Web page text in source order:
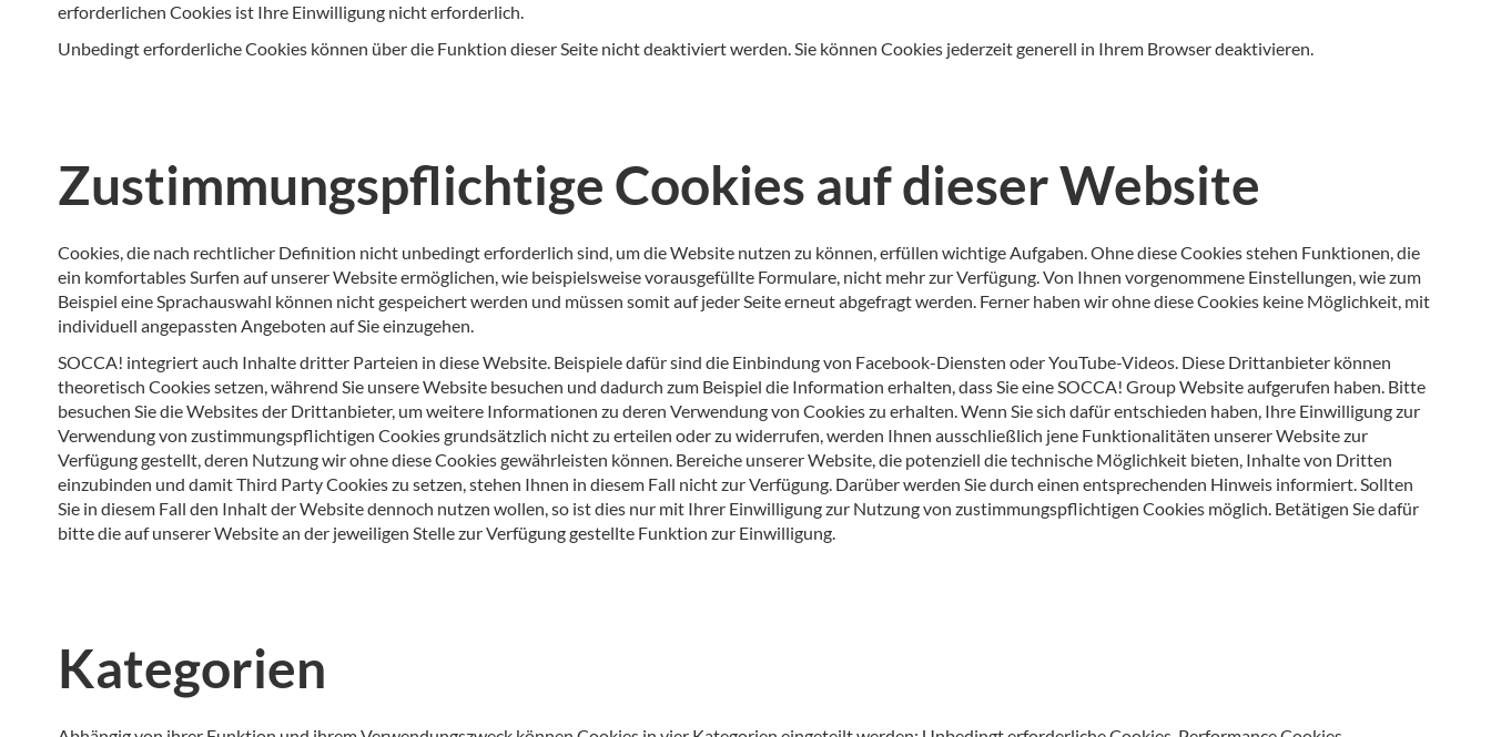
erforderlichen Cookies ist Ihre Einwilligung nicht erforderlich.
Unbedingt erforderliche Cookies können über die Funktion dieser Seite nicht deaktiviert werden. Sie können Cookies jederzeit generell in Ihrem Browser deaktivieren.
Zustimmungspflichtige Cookies auf dieser Website
Cookies, die nach rechtlicher Definition nicht unbedingt erforderlich sind, um die Website nutzen zu können, erfüllen wichtige Aufgaben. Ohne diese Cookies stehen Funktionen, die
ein komfortables Surfen auf unserer Website ermöglichen, wie beispielsweise vorausgefüllte Formulare, nicht mehr zur Verfügung. Von Ihnen vorgenommene Einstellungen, wie zum
Beispiel eine Sprachauswahl können nicht gespeichert werden und müssen somit auf jeder Seite erneut abgefragt werden. Ferner haben wir ohne diese Cookies keine Möglichkeit, mit
individuell angepassten Angeboten auf Sie einzugehen.
SOCCA! integriert auch Inhalte dritter Parteien in diese Website. Beispiele dafür sind die Einbindung von Facebook-Diensten oder YouTube-Videos. Diese Drittanbieter können
theoretisch Cookies setzen, während Sie unsere Website besuchen und dadurch zum Beispiel die Information erhalten, dass Sie eine SOCCA! Group Website aufgerufen haben. Bitte
besuchen Sie die Websites der Drittanbieter, um weitere Informationen zu deren Verwendung von Cookies zu erhalten. Wenn Sie sich dafür entschieden haben, Ihre Einwilligung zur
Verwendung von zustimmungspflichtigen Cookies grundsätzlich nicht zu erteilen oder zu widerrufen, werden Ihnen ausschließlich jene Funktionalitäten unserer Website zur
Verfügung gestellt, deren Nutzung wir ohne diese Cookies gewährleisten können. Bereiche unserer Website, die potenziell die technische Möglichkeit bieten, Inhalte von Dritten
einzubinden und damit Third Party Cookies zu setzen, stehen Ihnen in diesem Fall nicht zur Verfügung. Darüber werden Sie durch einen entsprechenden Hinweis informiert. Sollten
Sie in diesem Fall den Inhalt der Website dennoch nutzen wollen, so ist dies nur mit Ihrer Einwilligung zur Nutzung von zustimmungspflichtigen Cookies möglich. Betätigen Sie dafür
bitte die auf unserer Website an der jeweiligen Stelle zur Verfügung gestellte Funktion zur Einwilligung.
Kategorien